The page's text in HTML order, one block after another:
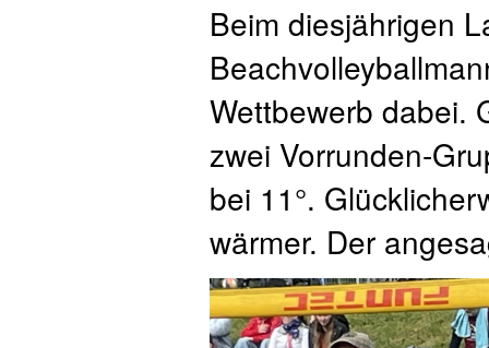
Beim diesjährigen
Wettbewerb dabei.
zwei Vorrunden-
bei 11°.
wärmer. Der